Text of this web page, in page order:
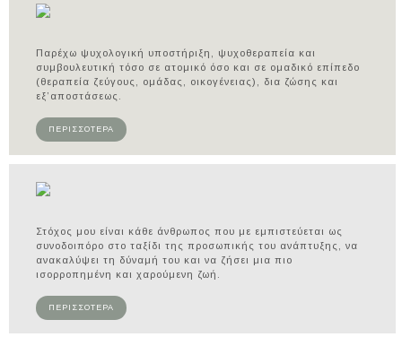
Παρέχω ψυχολογική υποστήριξη, ψυχοθεραπεία και
συμβουλευτική τόσο σε ατομικό όσο και σε ομαδικό επίπεδο
(θεραπεία ζεύγους, ομάδας, οικογένειας), δια ζώσης και
εξ’αποστάσεως.
ΠΕΡΙΣΣΟΤΕΡΑ
Στόχος μου είναι κάθε άνθρωπος που με εμπιστεύεται ως
συνοδοιπόρο στο ταξίδι της προσωπικής του ανάπτυξης, να
ανακαλύψει τη δύναμή του και να ζήσει μια πιο
ισορροπημένη και χαρούμενη ζωή.
ΠΕΡΙΣΣΟΤΕΡΑ